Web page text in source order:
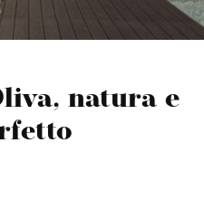
natura e